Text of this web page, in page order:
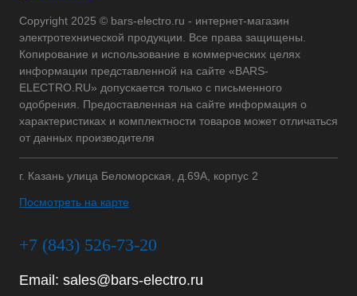
Copyright 2025 © bars-electro.ru - интернет-магазин
электротехнической продукции. Все права защищены.
Копирование и использование в коммерческих целях
информации представленной на сайте «BARS-
ELECTRO.RU» допускается только с письменного
одобрения. Предоставленная на сайте информация о
характеристиках и комплектности товаров может отличаться
от данных производителя
г. Казань улица Беломорская, д.69А, корпус 2
Посмотреть на карте
+7 (843) 526-73-20
Email: sales@bars-electro.ru